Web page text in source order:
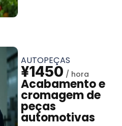
AUTOPEÇAS
¥1450
Acabamento e
cromagem de
peças
automotivas